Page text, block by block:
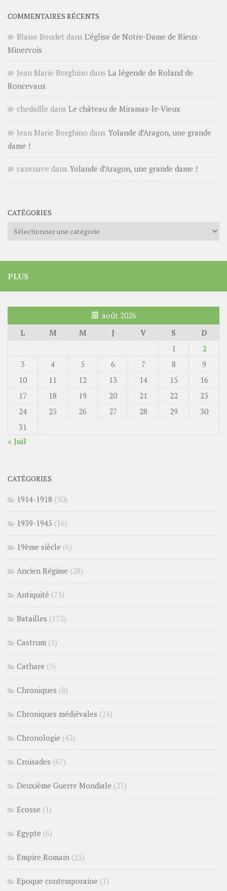
COMMENTAIRES RÉCENTS
Blaise Boudet dans L’église de Notre-Dame de Rieux-
Minervois
Jean Marie Borghino dans La légende de Roland de
Roncevaux
chedaille dans Le château de Miramas-le-Vieux
Jean Marie Borghino dans Yolande d’Aragon, une grande
dame !
cazenave dans Yolande d’Aragon, une grande dame !
CATÉGORIES
Catégories
PLUS
août 2026
L
M M J V S
D
1
2
3
4 5 6 7 8
9
10
11 12 13 14 15
16
17
18 19 20 21 22
23
24
25 26 27 28 29
30
31
« Juil
CATÉGORIES
1914-1918 (30)
1939-1945 (16)
19ème siècle (6)
Ancien Régime (28)
Antiquité (73)
Batailles (172)
Castrum (1)
Cathare (3)
Chroniques (8)
Chroniques médiévales (24)
Chronologie (43)
Croisades (67)
Deuxième Guerre Mondiale (27)
Ecosse (1)
Egypte (6)
Empire Romain (25)
Epoque contemporaine (1)